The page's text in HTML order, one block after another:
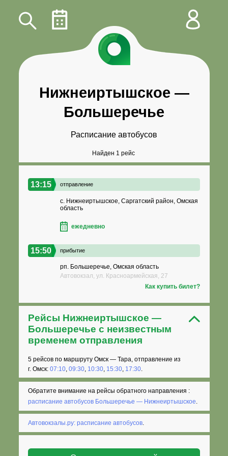
Нижнеиртышское —
Большеречье
Расписание автобусов
Найден 1 рейс
13:15 отправление
с. Нижнеиртышское, Саргатский район, Омская
область
ежедневно
15:50 прибытие
рп. Большеречье, Омская область
Автовокзал, ул. Красноармейская, 27
Как купить билет?
Рейсы Нижнеиртышское —
Большеречье с неизвестным
временем отправления
5 рейсов по маршруту Омск — Тара, отправление из
г. Омск:07:10 ,09:30 10:30 15:30 17:30
Обратите внимание на рейсы обратного направления :
расписание автобусов Большеречье — Нижнеиртышское
Автовокзалы.ру: расписание автобусов